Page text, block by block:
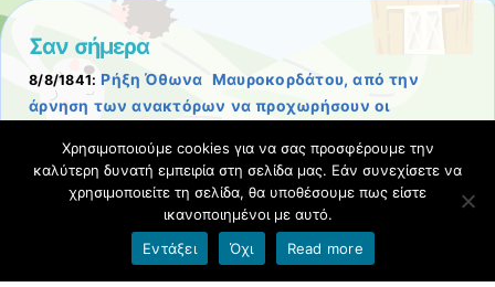
Σαν σήμερα
8/8/1841: Ρήξη Όθωνα  Μαυροκορδάτου, από την
άρνηση των ανακτόρων να προχωρήσουν οι
Σχετικές αναρτήσεις
Όροι χρήσης blogs.sch.gr| Δήλωση προσβασιμότητας
Χρησιμοποιούμε cookies για να σας προσφέρουμε την
καλύτερη δυνατή εμπειρία στη σελίδα μας. Εάν συνεχίσετε να
χρησιμοποιείτε τη σελίδα, θα υποθέσουμε πως είστε
ικανοποιημένοι με αυτό.
Εντάξει
Όχι Read more